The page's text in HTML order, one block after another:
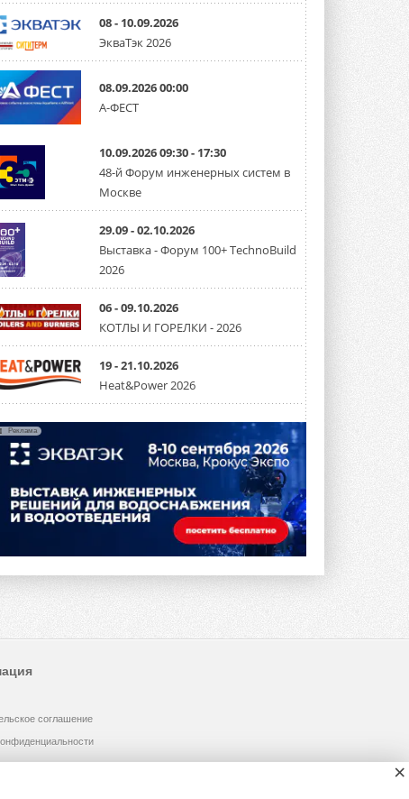
08 - 10.09.2026
ЭкваТэк 2026
08.09.2026 00:00
А-ФЕСТ
10.09.2026 09:30 - 17:30
48-й Форум инженерных систем в
Москве
29.09 - 02.10.2026
Выставка - Форум 100+ TechnoBuild
2026
06 - 09.10.2026
КОТЛЫ И ГОРЕЛКИ - 2026
19 - 21.10.2026
Heat&Power 2026
Реклама
соглашение
×